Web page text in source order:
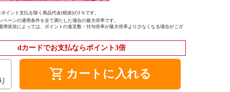
イント支払を除く商品代金(税抜)の1％です。
ペーンの適用条件を全て満たした場合の最大倍率です。
用状況によっては、ポイントの進呈数・付与倍率が最大倍率より少なくなる場合がござ
dカードでお支払ならポイント3倍
shopping_cart カートに入れる